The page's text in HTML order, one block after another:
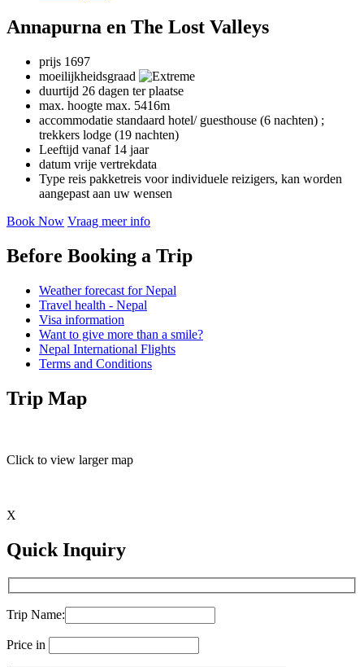
Annapurna en The Lost Valleys
prijs 1697
moeilijkheidsgraad
duurtijd 26 dagen ter plaatse
max. hoogte max. 5416m
accommodatie standaard hotel/ guesthouse (6 nachten) ;
trekkers lodge (19 nachten)
Leeftijd vanaf 14 jaar
datum vrije vertrekdata
Type reis pakketreis voor individuele reizigers, kan worden
aangepast aan uw wensen
Book Now Vraag meer info
Before Booking a Trip
Weather forecast for Nepal
Travel health - Nepal
Visa information
Want to give more than a smile?
Nepal International Flights
Terms and Conditions
Trip Map
Click to view larger map
X
Quick Inquiry
Trip Name:
Price in